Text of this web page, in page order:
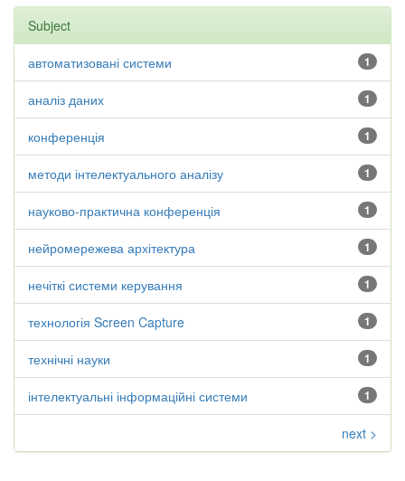
Subject
1
автоматизовані системи
1
аналіз даних
1
конференція
1
методи інтелектуального аналізу
1
науково-практична конференція
1
нейромережева архітектура
1
нечіткі системи керування
1
технологія Screen Capture
1
технічні науки
1
інтелектуальні інформаційні системи
next >